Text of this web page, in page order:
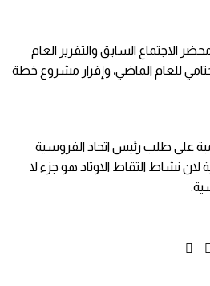
الاجتماع السابق والتقرير العام
للعام الماضي، وإقرار مشروع خطة
على طلب رئيس اتحاد الفروسية
نشاط التقاط الاوتاد هو جزء لا